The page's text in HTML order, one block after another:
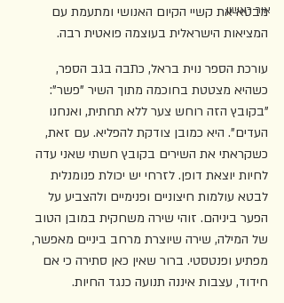
אור ראשון
מבטא את קשיי הקיום האנושי ומתעמת עם
המציאות הישראלית בעוצמה פואטית רבה.
עורכת הספר נוית בראל, כתבה בגב הספר,
כשהיא מצטטת בחוכמה מתוך השיר "פשר":
"בקובץ הזה רוחש צער ללא תחתית, ואנחנו
העדים". היא כמובן צודקת להפליא. עם זאת,
כשקראתי את השירים בקובץ חשתי שאני עדה
לחיות יוצאת דופן. לזרחי יש יכולת פנומנלית
לבטא עולמות חיצוניים ופנימיים ולהצביע על
הפער ביניהם. זוהי שירה משחקית במובן הטוב
של המילה, שירה שיוצרת מרחב ביניים מאפשר,
מפתיע ופנטסטי. ברור שאין כאן סתירה כי אם
חידוד, עצבות איננה תנועה כנגד החיות.